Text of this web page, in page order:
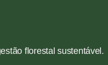
florestal sustentável.